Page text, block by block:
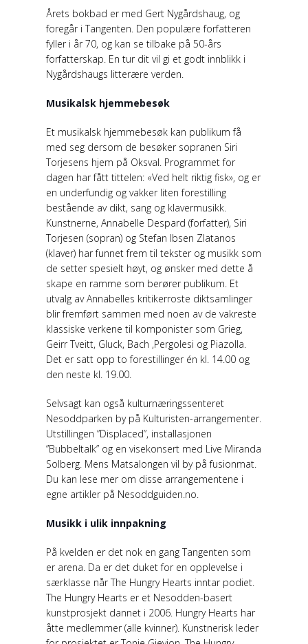
Årets bokbad er med Gert Nygårdshaug, og
foregår i Tangenten. Den populære forfatteren
fyller i år 70, og kan se tilbake på 50-års
forfatterskap. En tur dit vil gi et godt innblikk i
Nygårdshaugs litterære verden.
Musikalsk hjemmebesøk
Et musikalsk hjemmebesøk kan publikum få
med seg dersom de besøker sopranen Siri
Torjesens hjem på Oksval. Programmet for
dagen har fått tittelen: «Ved helt riktig fisk», og er
en underfundig og vakker liten forestilling
bestående av dikt, sang og klavermusikk.
Kunstnerne, Annabelle Despard (forfatter), Siri
Torjesen (sopran) og Stefan Ibsen Zlatanos
(klaver) har funnet frem til tekster og musikk som
de setter spesielt høyt, og ønsker med dette å
skape en ramme som berører publikum. Et
utvalg av Annabelles kritikerroste diktsamlinger
blir fremført sammen med noen av de vakreste
klassiske verkene til komponister som Grieg,
Geirr Tveitt, Gluck, Bach ,Pergolesi og Piazolla.
Det er satt opp to forestillinger én kl. 14.00 og
den neste kl. 19.00.
Selvsagt kan også kulturnæringssenteret
Nesoddparken by på Kulturisten-arrangementer.
Utstillingen ”Displaced”, installasjonen
”Bubbeltalk” og en visekonsert med Live Miranda
Solberg. Mens Matsalongen vil by på fusionmat.
Du kan lese mer om disse arrangementene i
egne artikler på Nesoddguiden.no.
Musikk i ulik innpakning
På kvelden er det nok en gang Tangenten som
er arena. Da er det duket for en opplevelse i
særklasse når The Hungry Hearts inntar podiet.
The Hungry Hearts er et Nesodden-basert
kunstprosjekt dannet i 2006. Hungry Hearts har
åtte medlemmer (alle kvinner). Kunstnerisk leder